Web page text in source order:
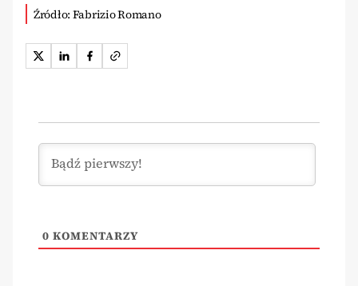
Źródło: Fabrizio Romano
0 KOMENTARZY